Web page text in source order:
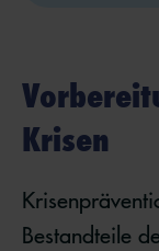
Krisen
Bestandteile